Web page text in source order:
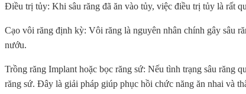
Điều trị tủy: Khi sâu răng đã ăn vào tủy, việc điều trị tủy là rất
Cạo vôi răng định kỳ: Vôi răng là nguyên nhân chính gây sâu
nướu.
Trồng răng Implant hoặc bọc răng sứ: Nếu tình trạng sâu răng
răng sứ. Đây là giải pháp giúp phục hồi chức năng ăn nhai và